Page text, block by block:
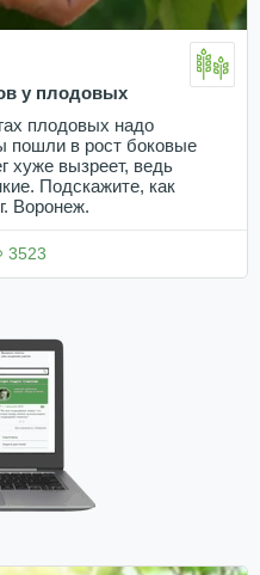
у плодовых
плодовых надо
пошли в рост боковые
хуже вызреет, ведь
Подскажите, как
Воронеж.
3523